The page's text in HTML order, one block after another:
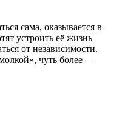
сама, оказывается в
устроить её жизнь
от независимости.
чуть более —